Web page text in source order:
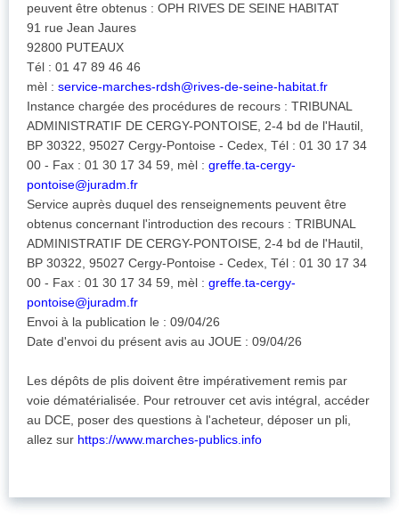
peuvent être obtenus : OPH RIVES DE SEINE HABITAT
91 rue Jean Jaures
92800 PUTEAUX
Tél : 01 47 89 46 46
mèl : service-marches-rdsh@rives-de-seine-habitat.fr
Instance chargée des procédures de recours : TRIBUNAL
ADMINISTRATIF DE CERGY-PONTOISE, 2-4 bd de l'Hautil,
BP 30322, 95027 Cergy-Pontoise - Cedex, Tél : 01 30 17 34
00 - Fax : 01 30 17 34 59, mèl : greffe.ta-cergy-
pontoise@juradm.fr
Service auprès duquel des renseignements peuvent être
obtenus concernant l'introduction des recours : TRIBUNAL
ADMINISTRATIF DE CERGY-PONTOISE, 2-4 bd de l'Hautil,
BP 30322, 95027 Cergy-Pontoise - Cedex, Tél : 01 30 17 34
00 - Fax : 01 30 17 34 59, mèl : greffe.ta-cergy-
pontoise@juradm.fr
Envoi à la publication le : 09/04/26
Date d'envoi du présent avis au JOUE : 09/04/26
Les dépôts de plis doivent être impérativement remis par
voie dématérialisée. Pour retrouver cet avis intégral, accéder
au DCE, poser des questions à l'acheteur, déposer un pli,
allez sur https://www.marches-publics.info